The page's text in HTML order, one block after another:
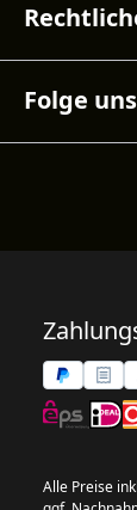
Folge
Alle Preise